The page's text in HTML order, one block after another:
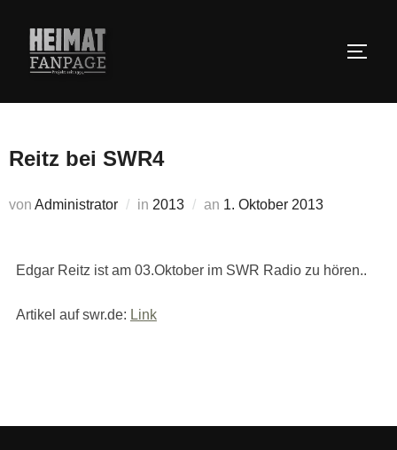
Inhalt
springen
Reitz bei SWR4
von Administrator in 2013 an Veröffentlicht
1. Oktober 2013
Edgar Reitz ist am 03.Oktober im SWR Radio zu hören..
Artikel auf swr.de: Link